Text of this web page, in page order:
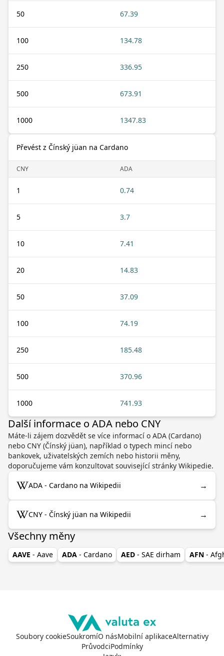
50 67.39
100 134.78
250 336.95
500 673.91
1000 1347.83
Převést z Čínský jüan na Cardano
CNY ADA
1 0.74
5 3.7
10 7.41
20 14.83
50 37.09
100 74.19
250 185.48
500 370.96
1000 741.93
Další informace o ADA nebo CNY
Máte-li zájem dozvědět se více informací o ADA (Cardano)
nebo CNY (Čínský jüan), například o typech mincí nebo
bankovek, uživatelských zemích nebo historii měny,
doporučujeme vám konzultovat související stránky Wikipedie.
ADA - Cardano na Wikipedii →
CNY - Čínský jüan na Wikipedii →
Všechny měny
AAVE - Aave ADA - Cardano AED - SAE dirham AFN -
Soubory cookieSoukromíO násMobilní aplikaceAlternativy
PrůvodciPodmínky